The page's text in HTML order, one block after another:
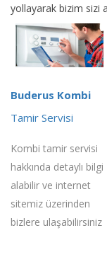
yollayarak bizim sizi
Buderus Kombi
Tamir Servisi
Kombi tamir servisi
hakkında detaylı bilgi
alabilir ve internet
sitemiz üzerinden
bizlere ulaşabilirsiniz